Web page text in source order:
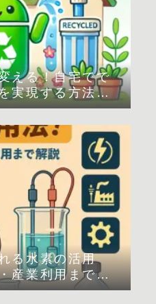
える！自宅でで
実現する方法
る水素の活用
産業利用まで解